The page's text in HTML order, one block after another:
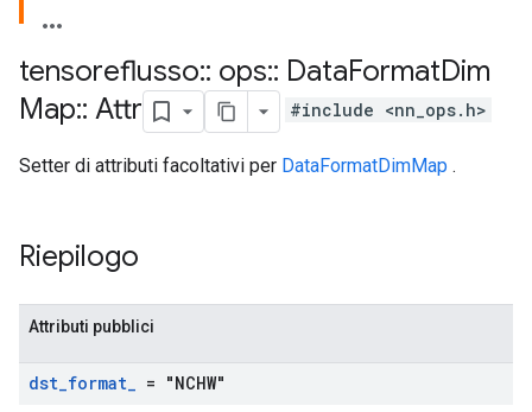
tensoreflusso:: ops:: DataFormatDim
Map:: Attr #include <nn_ops.h>
Setter di attributi facoltativi per DataFormatDimMap .
Riepilogo
Attributi pubblici
dst_format_ = "NCHW"